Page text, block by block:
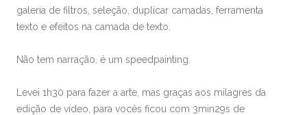
galeria de filtros, seleção, duplicar camadas, ferramenta
texto e efeitos na camada de texto.
Não tem narração, é um speedpainting.
Levei 1h30 para fazer a arte, mas graças aos milagres da
edição de vídeo, para vocês ficou com 3min29s de